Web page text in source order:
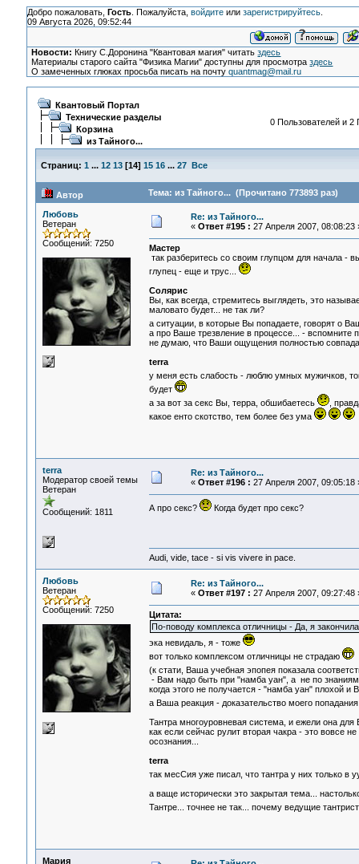
Добро пожаловать, Гость. Пожалуйста, войдитеили зарегистрируйтесь.
09 Августа 2026, 09:52:44
Новости: Книгу С.Доронина "Квантовая магия" читатьздесь
Материалы старого сайта "Физика Магии" доступны для просмотраздесь
О замеченных глюках просьба писать на почтуquantmag@mail.ru
Квантовый Портал
Технические разделы
Корзина
из Тайного...
0 Пользователей и 2
Страниц: 1 ... 12 13[14] 15 16 ... 27 Все
Автор Тема: из Тайного... (Прочитано 773893 раз)
Любовь
Ветеран
Сообщений: 7250
Re: из Тайного...
« Ответ #195 : 27 Апреля 2007, 08:08:23
Мастер
так разберитесь со своим глупцом для начала -
глупец - еще и трус...
Солярис
Вы, как всегда, стремитесь выглядеть, это
маловато будет... не так ли?
а ситуации, в которые Вы попадаете, говорят о
а про Ваше трезвление в процессе... - вспомните
не думаю, что Ваши ощущения полностью
terra
у меня есть слабость - люблю умных мужичков,
будет
а за вот за секс Вы, терра, обшибаетесь
,
какое енто скотство, тем более без ума
terra
Модератор своей темы
Ветеран
Сообщений: 1811
Re: из Тайного...
« Ответ #196 : 27 Апреля 2007, 09:05:18
А про секс? Когда будет про секс?
Audi, vide, tace - si vis vivere in pace.
Любовь
Ветеран
Сообщений: 7250
Re: из Тайного...
« Ответ #197 : 27 Апреля 2007, 09:27:48
Цитата:
По-поводу комплекса отличницы - Да, я
эка невидаль, я - тоже
вот только комплексом отличницы не страдаю
(к стати, Ваша учебная эпопея показала
- Вам надо быть при "намба уан", а не по
когда этого не получается - "намба уан" плохой
а Ваша реакция - доказательство моего
Тантра многоуровневая система, и ежели она
как если сейчас рулит вторая чакра - это вовсе
осознания...
terra
так месСия уже писал, что тантра у них только в
а ваще исторически это закрытая тема...
Тантре... точнее не так... почему ведущие
Мария